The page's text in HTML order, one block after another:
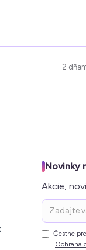
2
Novinky
Akcie,
Čestne
Ochrana